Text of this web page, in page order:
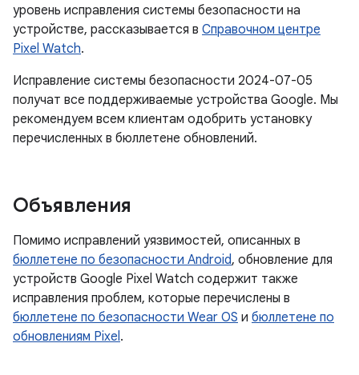
уровень исправления системы безопасности на
устройстве, рассказывается в Справочном центре
Pixel Watch.
Исправление системы безопасности 2024-07-05
получат все поддерживаемые устройства Google. Мы
рекомендуем всем клиентам одобрить установку
перечисленных в бюллетене обновлений.
Объявления
Помимо исправлений уязвимостей, описанных в
бюллетене по безопасности Android, обновление для
устройств Google Pixel Watch содержит также
исправления проблем, которые перечислены в
бюллетене по безопасности Wear OS и бюллетене по
обновлениям Pixel.